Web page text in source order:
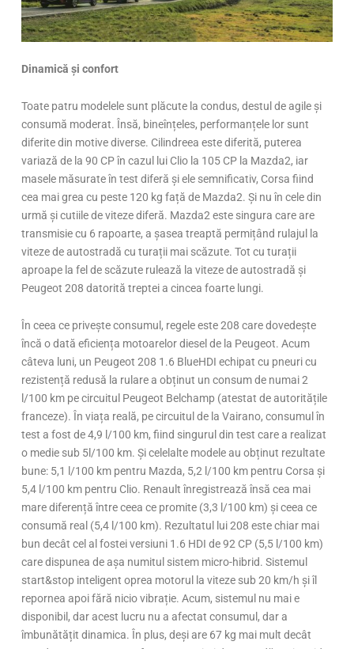
Dinamică și confort
Toate patru modelele sunt plăcute la condus, destul de agile și
consumă moderat. Însă, bineînțeles, performanțele lor sunt
diferite din motive diverse. Cilindreea este diferită, puterea
variază de la 90 CP în cazul lui Clio la 105 CP la Mazda2, iar
masele măsurate în test diferă și ele semnificativ, Corsa fiind
cea mai grea cu peste 120 kg față de Mazda2. Și nu în cele din
urmă și cutiile de viteze diferă. Mazda2 este singura care are
transmisie cu 6 rapoarte, a șasea treaptă permițând rulajul la
viteze de autostradă cu turații mai scăzute. Tot cu turații
aproape la fel de scăzute rulează la viteze de autostradă și
Peugeot 208 datorită treptei a cincea foarte lungi.
În ceea ce privește consumul, regele este 208 care dovedește
încă o dată eficiența motoarelor diesel de la Peugeot. Acum
câteva luni, un Peugeot 208 1.6 BlueHDI echipat cu pneuri cu
rezistență redusă la rulare a obținut un consum de numai 2
l/100 km pe circuitul Peugeot Belchamp (atestat de autoritățile
franceze). În viața reală, pe circuitul de la Vairano, consumul în
test a fost de 4,9 l/100 km, fiind singurul din test care a realizat
o medie sub 5l/100 km. Și celelalte modele au obținut rezultate
bune: 5,1 l/100 km pentru Mazda, 5,2 l/100 km pentru Corsa și
5,4 l/100 km pentru Clio. Renault înregistrează însă cea mai
mare diferență între ceea ce promite (3,3 l/100 km) și ceea ce
consumă real (5,4 l/100 km). Rezultatul lui 208 este chiar mai
bun decât cel al fostei versiuni 1.6 HDI de 92 CP (5,5 l/100 km)
care dispunea de așa numitul sistem micro-hibrid. Sistemul
start&stop inteligent oprea motorul la viteze sub 20 km/h și îl
repornea apoi fără nicio vibrație. Acum, sistemul nu mai e
disponibil, dar acest lucru nu a afectat consumul, dar a
îmbunătățit dinamica. În plus, deși are 67 kg mai mult decât